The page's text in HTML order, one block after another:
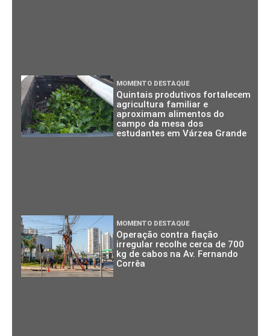
MOMENTO DESTAQUE
Quintais produtivos fortalecem
agricultura familiar e
aproximam alimentos do
campo da mesa dos
estudantes em Várzea Grande
MOMENTO DESTAQUE
Operação contra fiação
irregular recolhe cerca de 700
kg de cabos na Av. Fernando
Corrêa